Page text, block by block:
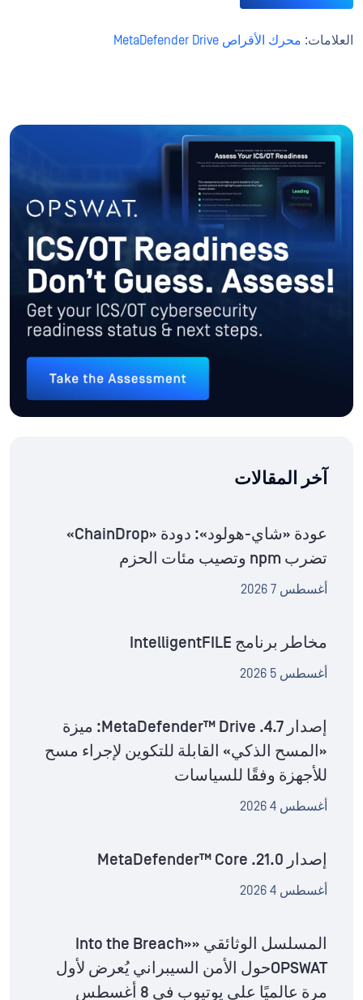
العلامات: محرك الأقراص MetaDefender Drive
آخر المقالات
عودة «شاي-هولود»: دودة «ChainDrop»
تضرب npm وتصيب مئات الحزم
أغسطس 7 2026
مخاطر برنامج IntelligentFILE
أغسطس 5 2026
إصدار MetaDefender™ Drive .4.7: ميزة
«المسح الذكي» القابلة للتكوين لإجراء مسح
للأجهزة وفقًا للسياسات
أغسطس 4 2026
إصدار MetaDefender™ Core .21.0
أغسطس 4 2026
المسلسل الوثائقي «Into the Breach»
OPSWATحول الأمن السيبراني يُعرض لأول
مرة عالميًا على يوتيوب في 8 أغسطس